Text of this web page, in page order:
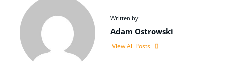
Written by:
Adam Ostrowski
View All Posts